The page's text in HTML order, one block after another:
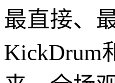
最直接、
KickDrum